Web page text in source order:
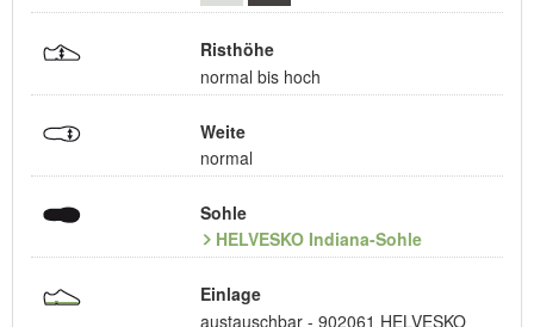
Risthöhe
normal bis hoch
Weite
normal
Sohle
HELVESKO Indiana-Sohle
Einlage
austauschbar - 902061 HELVESKO